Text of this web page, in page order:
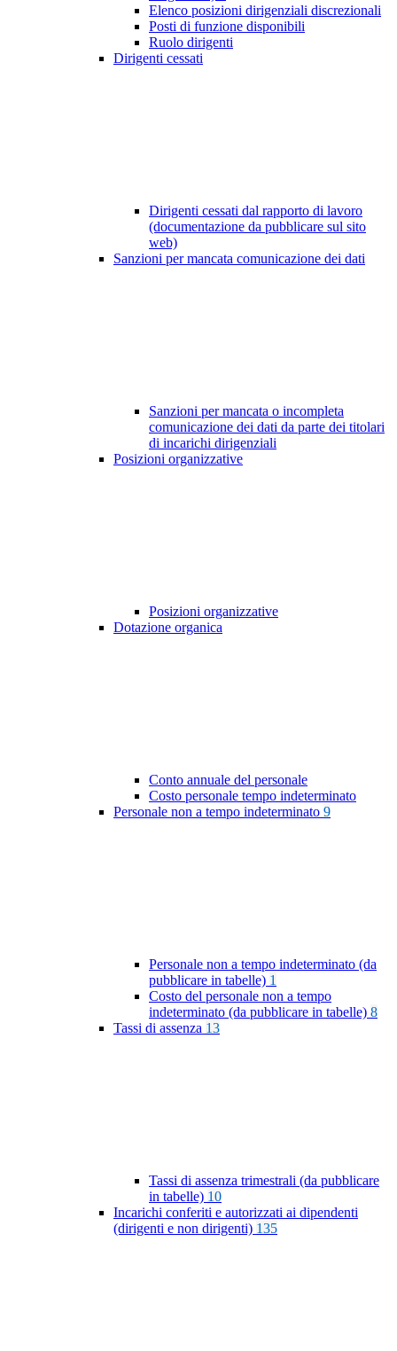
Elenco posizioni dirigenziali discrezionali
Posti di funzione disponibili
Ruolo dirigenti
Dirigenti cessati
Dirigenti cessati dal rapporto di lavoro
(documentazione da pubblicare sul sito
web)
Sanzioni per mancata comunicazione dei dati
Sanzioni per mancata o incompleta
comunicazione dei dati da parte dei titolari
di incarichi dirigenziali
Posizioni organizzative
Posizioni organizzative
Dotazione organica
Conto annuale del personale
Costo personale tempo indeterminato
Personale non a tempo indeterminato 9
Personale non a tempo indeterminato (da
pubblicare in tabelle) 1
Costo del personale non a tempo
indeterminato (da pubblicare in tabelle) 8
Tassi di assenza 13
Tassi di assenza trimestrali (da pubblicare
in tabelle) 10
Incarichi conferiti e autorizzati ai dipendenti
(dirigenti e non dirigenti) 135